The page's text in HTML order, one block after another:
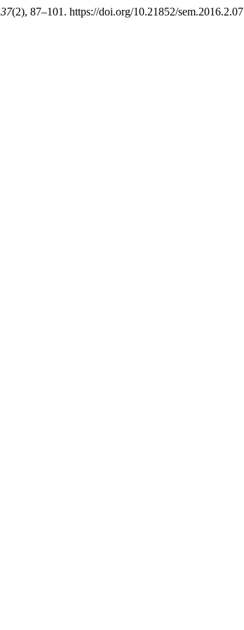
37(2), 87–101. https://doi.org/10.21852/sem.2016.2.07